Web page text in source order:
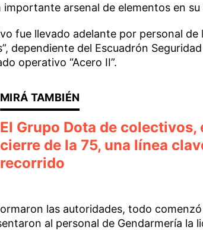
importante arsenal de elementos en
fue llevado adelante por personal de
dependiente del Escuadrón
operativo “Acero II”.
El Grupo Dota de
cierre de la 75, una línea
recorrido
las autoridades, todo
al personal de Gendarmería la